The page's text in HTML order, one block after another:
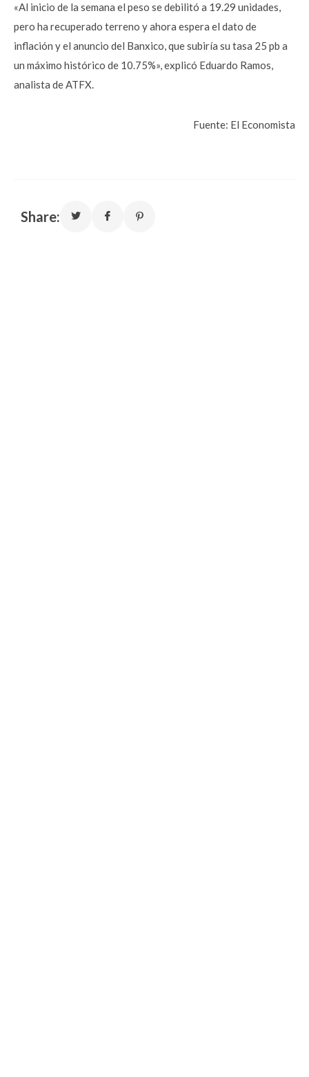
«Al inicio de la semana el peso se debilitó a 19.29 unidades,
pero ha recuperado terreno y ahora espera el dato de
inflación y el anuncio del Banxico, que subiría su tasa 25 pb a
un máximo histórico de 10.75%», explicó Eduardo Ramos,
analista de ATFX.
Fuente: El Economista
Share: